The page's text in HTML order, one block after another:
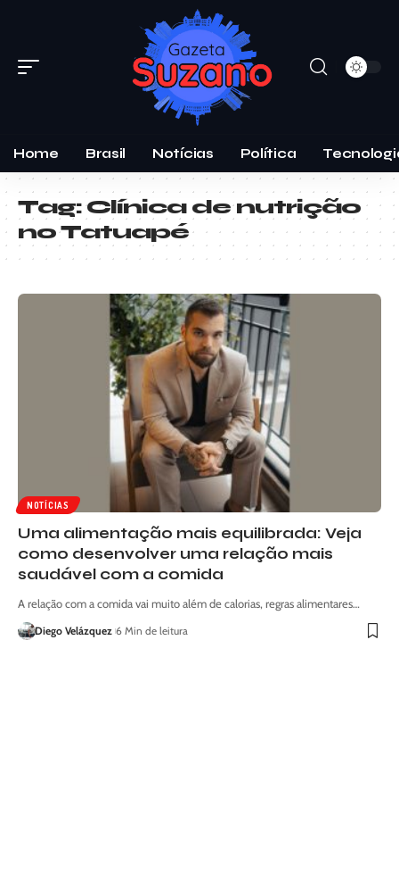
Home Brasil Notícias Política
Tag:Clínica de nutrição
no Tatuapé
NOTÍCIAS
Uma alimentação mais equilibrada: Veja
como desenvolver uma relação mais
saudável com a comida
A relação com a comida vai muito além de calorias, regras alimentares…
Diego Velázquez 6 Min de leitura